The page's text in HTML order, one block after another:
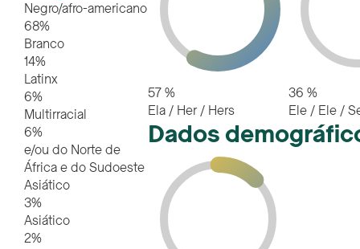
Negro/afro-americano
68%
Branco
14%
Latinx
6%
Multirracial
6%
e/ou do Norte de
África e do Sudoeste
Asiático
3%
Asiático
2%
57%
Ela / Her / Hers
36 %
Ele / Ele /
Dados